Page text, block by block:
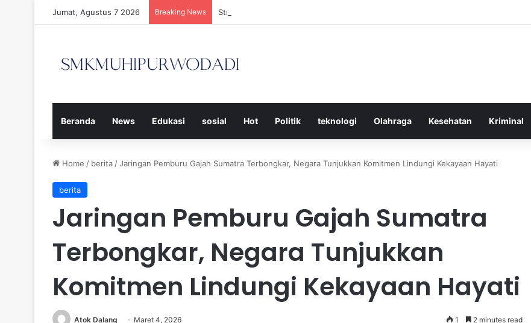
Jumat, Agustus 7 2026 Breaking News Strategi Efektif Menggunakan Media Sosial untuk Menghemat Waktu Berharga Anda
Beranda News Edukasi sosial Hot Politik teknologi Olahraga Kesehatan Kriminal
Home / berita /Jaringan Pemburu Gajah Sumatra Terbongkar, Negara Tunjukkan Komitmen Lindungi Kekayaan Hayati
berita
Jaringan Pemburu Gajah Sumatra
Terbongkar, Negara Tunjukkan
Komitmen Lindungi Kekayaan Hayati
Atok Dalang Maret 4, 2026 1 2 minutes read